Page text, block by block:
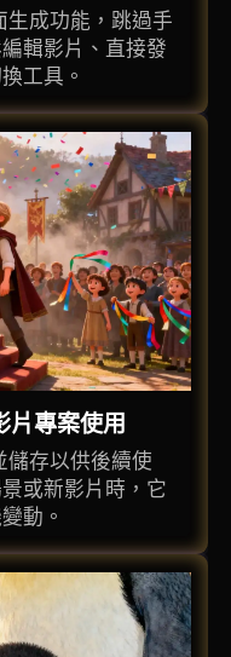
成功能，跳過手
輯影片、直接發
工具。
片專案使用
儲存以供後續使
或新影片時，它
動。